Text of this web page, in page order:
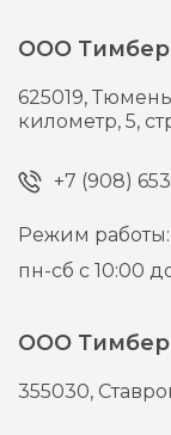
ООО
625019,Тюмень
километр, 5,
+7 (908)
Режим работы:
пн-сб с 10:00
ООО
355030,